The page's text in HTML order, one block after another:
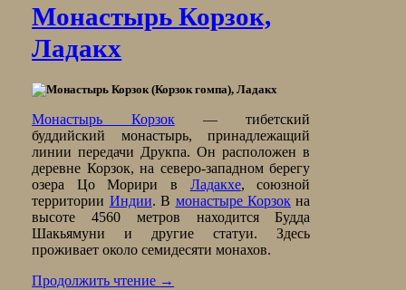
Монастырь Корзок,
Ладакх
Монастырь Корзок— тибетский
буддийский монастырь, принадлежащий
линии передачи Друкпа. Он расположен в
деревне Корзок, на северо-западном берегу
озера Цо Морири в Ладакхе, союзной
территории Индии. В монастыре Корзокна
высоте 4560 метров находится Будда
Шакьямуни и другие статуи. Здесь
проживает около семидесяти монахов.
Продолжить чтение →